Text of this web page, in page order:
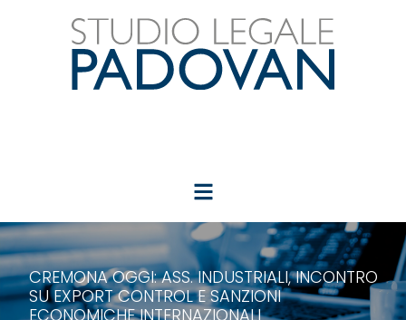
CREMONA OGGI: ASS. INDUSTRIALI, INCONTRO
SU EXPORT CONTROL E SANZIONI
ECONOMICHE INTERNAZIONALI